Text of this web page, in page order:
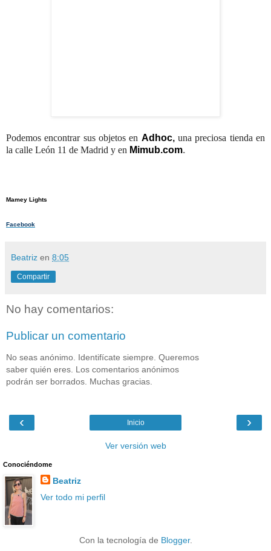
Podemos encontrar sus objetos en Adhoc,una preciosa tienda en
la calle León 11 de Madrid y en Mimub.com.
Mamey Lights
Facebook
Beatriz en 8:05
Compartir
No hay comentarios:
Publicar un comentario
No seas anónimo. Identifícate siempre. Queremos
saber quién eres. Los comentarios anónimos
podrán ser borrados. Muchas gracias.
‹ ›
Inicio
Ver versión web
Conociéndome
Beatriz
Ver todo mi perfil
Con la tecnología de Blogger.